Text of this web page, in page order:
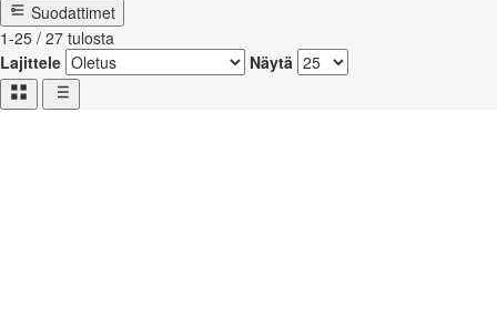
Suodattimet
1-25 / 27 tulosta
Lajittele
Näytä